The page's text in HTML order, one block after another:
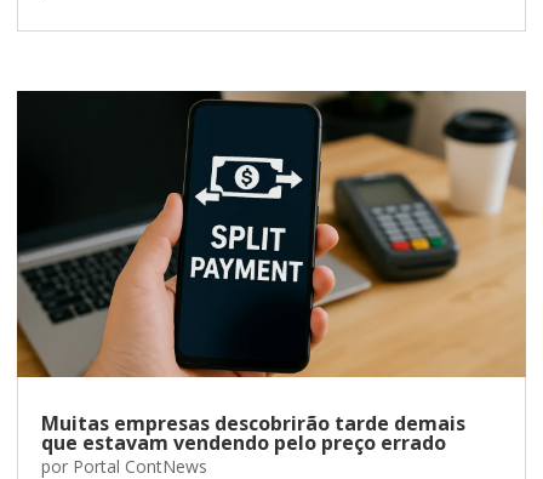
Muitas empresas descobrirão tarde demais
que estavam vendendo pelo preço errado
por Portal ContNews